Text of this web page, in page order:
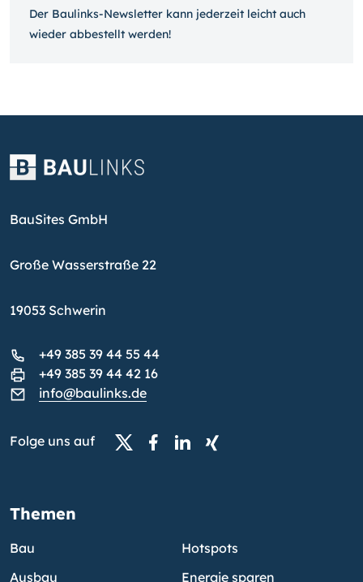
Der Baulinks-Newsletter kann jeder­zeit leicht auch
wieder ab­bestellt werden!
BauSites GmbH
Große Wasserstraße 22
19053 Schwerin
+49 385 39 44 55 44
+49 385 39 44 42 16
info@baulinks.de
Folge uns auf
Themen
Bau
Ausbau
Hotspots
Energie sparen